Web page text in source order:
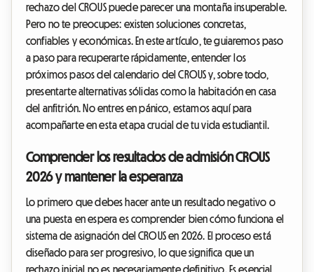
rechazo del CROUS puede parecer una montaña insuperable.
Pero no te preocupes: existen soluciones concretas,
confiables y económicas. En este artículo, te guiaremos paso
a paso para recuperarte rápidamente, entender los
próximos pasos del calendario del CROUS y, sobre todo,
presentarte alternativas sólidas como la habitación en casa
del anfitrión. No entres en pánico, estamos aquí para
acompañarte en esta etapa crucial de tu vida estudiantil.
Comprender los resultados de admisión CROUS
2026 y mantener la esperanza
Lo primero que debes hacer ante un resultado negativo o
una puesta en espera es comprender bien cómo funciona el
sistema de asignación del CROUS en 2026. El proceso está
diseñado para ser progresivo, lo que significa que un
rechazo inicial no es necesariamente definitivo. Es esencial